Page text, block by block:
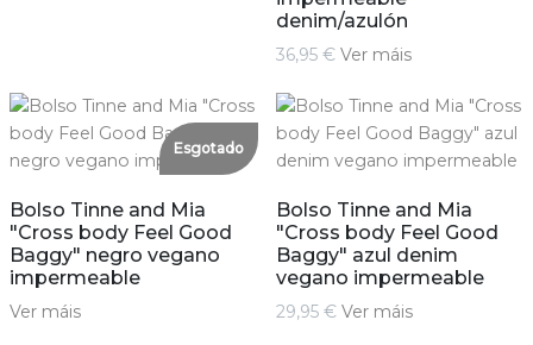
denim/azulón
36,95 € Ver máis
Esgotado
Bolso Tinne and Mia
"Cross body Feel Good
Baggy" negro vegano
impermeable
Ver máis
Bolso Tinne and Mia
"Cross body Feel Good
Baggy" azul denim
vegano impermeable
29,95 € Ver máis